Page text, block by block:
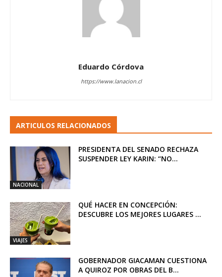
Eduardo Córdova
https://www.lanacion.cl
ARTICULOS RELACIONADOS
NACIONAL
PRESIDENTA DEL SENADO RECHAZA
SUSPENDER LEY KARIN: “NO...
VIAJES
QUÉ HACER EN CONCEPCIÓN:
DESCUBRE LOS MEJORES LUGARES ...
GOBERNADOR GIACAMAN CUESTIONA
A QUIROZ POR OBRAS DEL B...